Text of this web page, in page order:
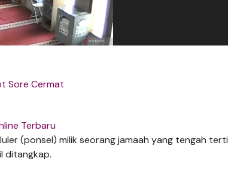
Sore Cermat
Terbaru
(ponsel) milik seorang jamaah yang tengah
ditangkap.